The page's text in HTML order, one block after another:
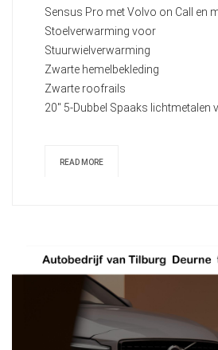
Sensus Pro met Volvo on Call en
Stoelverwarming voor
Stuurwielverwarming
Zwarte hemelbekleding
Zwarte roofrails
20" 5-Dubbel Spaaks lichtmetalen
READ MORE